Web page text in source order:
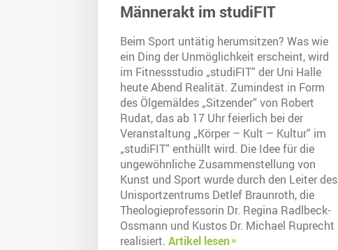
Männerakt im studiFIT
Beim Sport untätig herumsitzen? Was wie
ein Ding der Unmöglichkeit erscheint, wird
im Fitnessstudio „studiFIT“ der Uni Halle
heute Abend Realität. Zumindest in Form
des Ölgemäldes „Sitzender“ von Robert
Rudat, das ab 17 Uhr feierlich bei der
Veranstaltung „Körper – Kult – Kultur“ im
„studiFIT“ enthüllt wird. Die Idee für die
ungewöhnliche Zusammenstellung von
Kunst und Sport wurde durch den Leiter des
Unisportzentrums Detlef Braunroth, die
Theologieprofessorin Dr. Regina Radlbeck-
Ossmann und Kustos Dr. Michael Ruprecht
realisiert. Artikel lesen